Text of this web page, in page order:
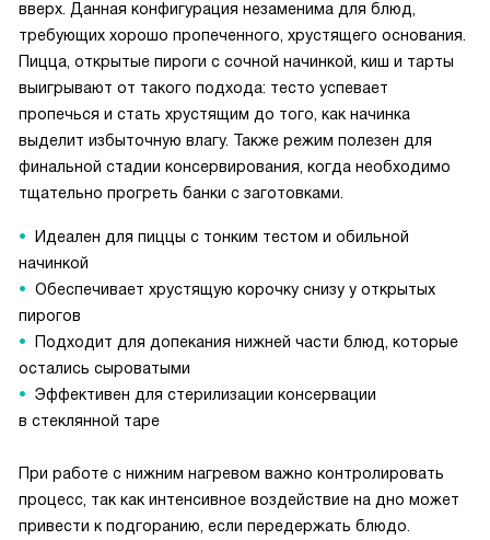
вверх. Данная конфигурация незаменима для блюд,
требующих хорошо пропеченного, хрустящего основания.
Пицца, открытые пироги с сочной начинкой, киш и тарты
выигрывают от такого подхода: тесто успевает
пропечься и стать хрустящим до того, как начинка
выделит избыточную влагу. Также режим полезен для
финальной стадии консервирования, когда необходимо
тщательно прогреть банки с заготовками.
Идеален для пиццы с тонким тестом и обильной
начинкой
Обеспечивает хрустящую корочку снизу у открытых
пирогов
Подходит для допекания нижней части блюд, которые
остались сыроватыми
Эффективен для стерилизации консервации
в стеклянной таре
При работе с нижним нагревом важно контролировать
процесс, так как интенсивное воздействие на дно может
привести к подгоранию, если передержать блюдо.